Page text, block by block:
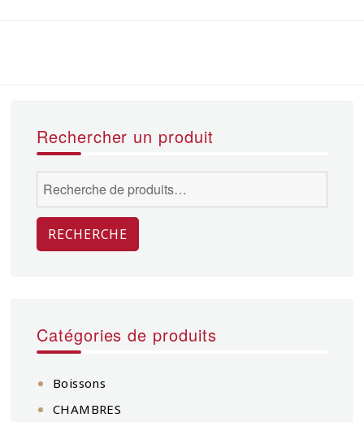
Rechercher un produit
Recherche
pour :
RECHERCHE
Catégories de produits
Boissons
CHAMBRES